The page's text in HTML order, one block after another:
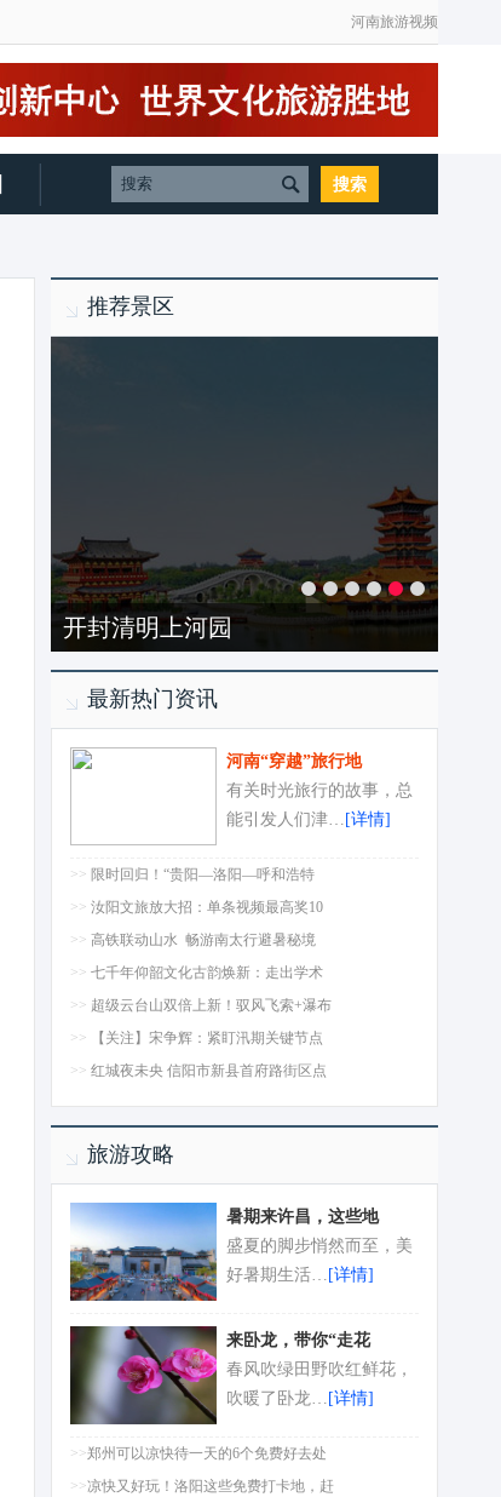
河南旅游视频
推荐景区
开封清明上河园
最新热门资讯
河南“穿越”旅行地
有关时光旅行的故事，总
能引发人们津… [详情]
>> 限时回归！“贵阳—洛阳—呼和浩特
>> 汝阳文旅放大招：单条视频最高奖10
>> 高铁联动山水 畅游南太行避暑秘境
>> 七千年仰韶文化古韵焕新：走出学术
>> 超级云台山双倍上新！驭风飞索+瀑布
>>
【关注】宋争辉：紧盯汛期关键节点
>> 红城夜未央 信阳市新县首府路街区点
旅游攻略
暑期来许昌，这些地
盛夏的脚步悄然而至，美
好暑期生活… [详情]
来卧龙，带你“走花
春风吹绿田野吹红鲜花，
吹暖了卧龙… [详情]
>>郑州可以凉快待一天的6个免费好去处
>>凉快又好玩！洛阳这些免费打卡地，赶